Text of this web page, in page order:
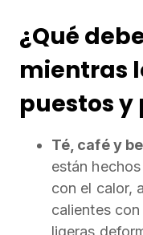
¿Qué
mientras
puestos y
Té, café y
están
con el calor,
calientes
ligeras